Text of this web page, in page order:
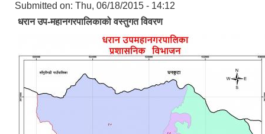
Submitted on: Thu, 06/18/2015 - 14:12
धरान उप-महानगरपालिकाको वस्तुगत विवरण